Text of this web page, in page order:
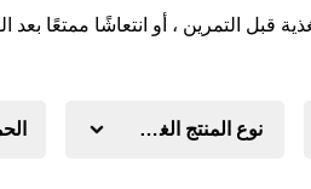
التمرين ، أو انتعاشًا ممتعًا بعد
نوع المنتج الغذائي